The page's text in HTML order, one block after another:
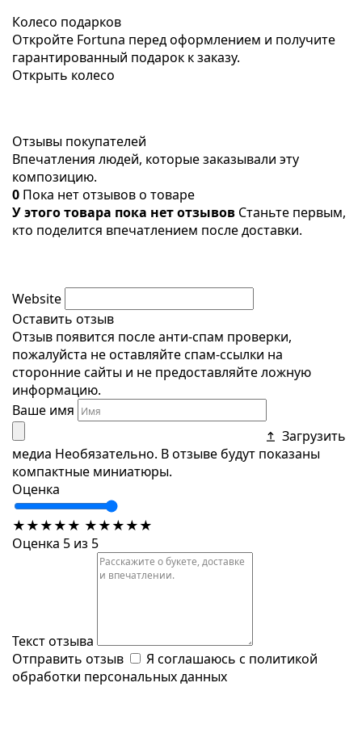
Колесо подарков
Откройте Fortuna перед оформлением и получите
гарантированный подарок к заказу.
Открыть колесо
Отзывы покупателей
Впечатления людей, которые заказывали эту
композицию.
0 Пока нет отзывов о товаре
У этого товара пока нет отзывов Станьте первым,
кто поделится впечатлением после доставки.
Website
Оставить отзыв
Отзыв появится после анти-спам проверки,
пожалуйста не оставляйте спам-ссылки на
сторонние сайты и не предоставляйте ложную
информацию.
Ваше имя
Загрузить
медиа Необязательно. В отзыве будут показаны
компактные миниатюры.
Оценка
★★★★★ ★★★★★
Оценка 5 из 5
Текст отзыва
Отправить отзыв
Я соглашаюсь с политикой
обработки персональных данных